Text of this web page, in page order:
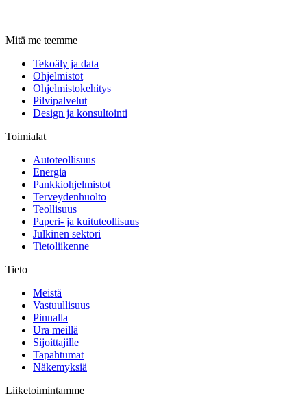
Mitä me teemme
Tekoäly ja data
Ohjelmistot
Ohjelmistokehitys
Pilvipalvelut
Design ja konsultointi
Toimialat
Autoteollisuus
Energia
Pankkiohjelmistot
Terveydenhuolto
Teollisuus
Paperi- ja kuituteollisuus
Julkinen sektori
Tietoliikenne
Tieto
Meistä
Vastuullisuus
Pinnalla
Ura meillä
Sijoittajille
Tapahtumat
Näkemyksiä
Liiketoimintamme